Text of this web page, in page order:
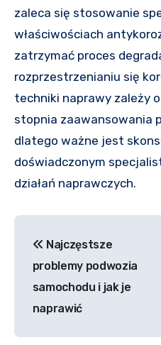
zaleca się stosowanie
właściwościach
zatrzymać proces
rozprzestrzenianiu się
techniki naprawy zależy
stopnia zaawansowania
dlatego ważne jest
doświadczonym
działań naprawczych.
wpisu
Najczęstsze
problemy podwozia
samochodu i jak je
naprawić